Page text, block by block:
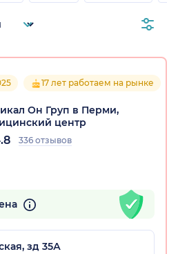
17 лет работаем на рынке
Он Груп в Перми,
центр
336 отзывов
зд 35А